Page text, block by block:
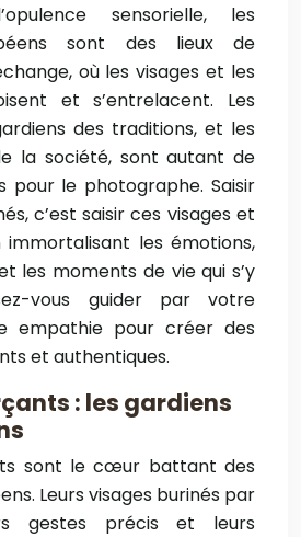
sensorielle, les
sont des lieux de
où les visages et les
et s’entrelacent. Les
des traditions, et les
la société, sont autant de
pour le photographe. Saisir
c’est saisir ces visages et
immortalisant les émotions,
les moments de vie qui s’y
vous guider par votre
empathie pour créer des
et authentiques.
: les gardiens
sont le cœur battant des
Leurs visages burinés par
gestes précis et leurs